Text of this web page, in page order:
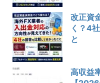
改正資
く？4
と
高収益